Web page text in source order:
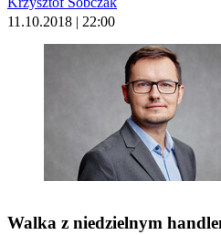
11.10.2018 | 22:00
Walka z niedzielnym